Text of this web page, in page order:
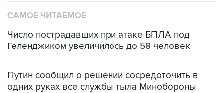
САМОЕ ЧИТАЕМОЕ
Число пострадавших при атаке БПЛА под
Геленджиком увеличилось до 58 человек
Путин сообщил о решении сосредоточить в
одних руках все службы тыла Минобороны